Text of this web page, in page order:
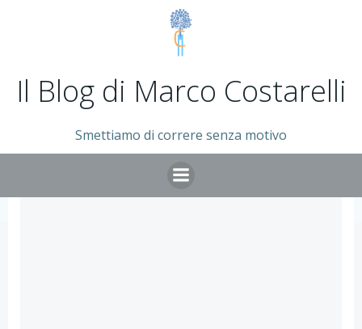
Vai
al
contenuto
Il Blog di Marco Costarelli
Smettiamo di correre senza motivo